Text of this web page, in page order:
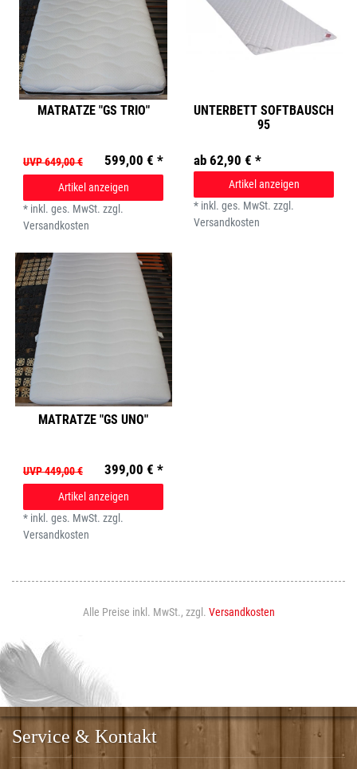
MATRATZE "GS TRIO"
UVP 649,00 € 599,00 € *
Artikel anzeigen
* inkl. ges. MwSt. zzgl.
Versandkosten
UNTERBETT SOFTBAUSCH
95
ab 62,90 € *
Artikel anzeigen
* inkl. ges. MwSt. zzgl.
Versandkosten
MATRATZE "GS UNO"
UVP 449,00 € 399,00 € *
Artikel anzeigen
* inkl. ges. MwSt. zzgl.
Versandkosten
Alle Preise inkl. MwSt., zzgl. Versandkosten
Service & Kontakt